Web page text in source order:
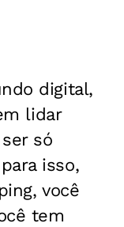
digital,
lidar
só
isso,
você
tem